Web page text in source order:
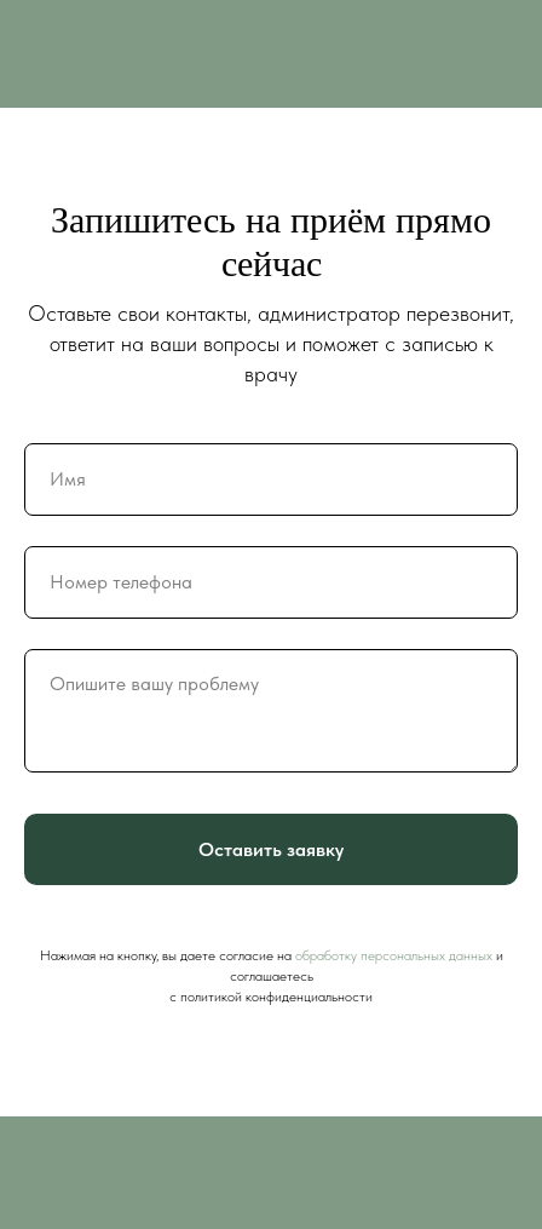
Запишитесь на приём прямо
сейчас
Оставьте свои контакты, администратор перезвонит,
ответит на ваши вопросы и поможет с записью к
врачу
Оставить заявку
Нажимая на кнопку, вы даете согласие на обработку персональных данныхи
соглашаетесь
c политикой конфиденциальности